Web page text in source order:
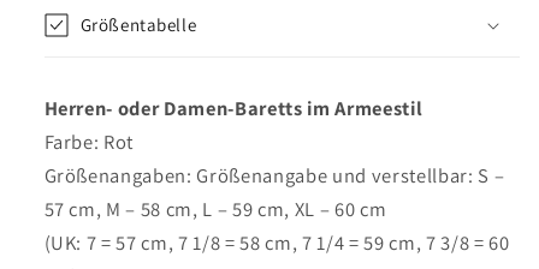
Größentabelle
Herren- oder Damen-Baretts im Armeestil
Farbe: Rot
Größenangaben: Größenangabe und verstellbar: S –
57 cm, M – 58 cm, L – 59 cm, XL – 60 cm
(UK: 7 = 57 cm, 7 1/8 = 58 cm, 7 1/4 = 59 cm, 7 3/8 = 60